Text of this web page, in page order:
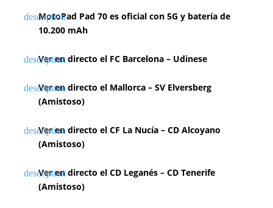
MotoPad Pad 70 es oficial con 5G y batería de
10.200 mAh
Ver en directo el FC Barcelona – Udinese
Ver en directo el Mallorca – SV Elversberg
(Amistoso)
Ver en directo el CF La Nucía – CD Alcoyano
(Amistoso)
Ver en directo el CD Leganés – CD Tenerife
(Amistoso)